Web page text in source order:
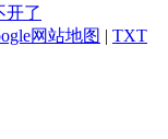
开了
网站地图 | TXT